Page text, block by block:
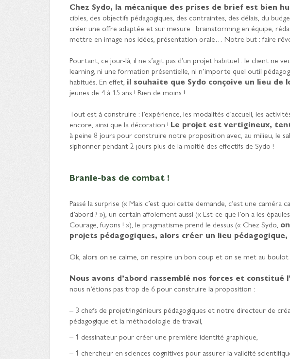
Chez Sydo, la mécanique des prises de brief est bien
cibles, des objectifs pédagogiques, des contraintes, des délais, du
créer une offre adaptée et sur mesure : brainstorming en équipe,
mettre en image nos idées, présentation orale… Notre but : faire
Pourtant, ce jour-là, il ne s’agit pas d’un projet habituel : le client ne
learning, ni une formation présentielle, ni n’importe quel outil
habitués. En effet, il souhaite que Sydo conçoive un lieu de
jeunes de 4 à 15 ans ! Rien de moins !
Tout est à construire : l’expérience, les modalités d’accueil, les
encore, ainsi que la décoration ! Le projet est vertigineux,
à peine 8 jours pour construire notre proposition avec, au milieu, le
siphonner pendant 2 jours plus de la moitié des effectifs de Sydo !
Branle-bas de combat !
Passé la surprise (« Mais c’est quoi cette demande, c’est une caméra
d’abord ? »), un certain affolement aussi (« Est-ce que l’on a les
Courage, fuyons ! »), le pragmatisme prend le dessus (« Chez Sydo,
projets pédagogiques, alors créer un lieu
Ok, alors on se calme, on respire un bon coup et on se met au boulot
Nous avons d’abord rassemblé nos forces et constitué
nous n’étions pas trop de 6 pour construire la proposition :
– 3 chefs de projet/ingénieurs pédagogiques et notre directeur de
pédagogique et la méthodologie de travail,
– 1 dessinateur pour créer une première identité graphique,
– 1 chercheur en sciences cognitives pour assurer la validité